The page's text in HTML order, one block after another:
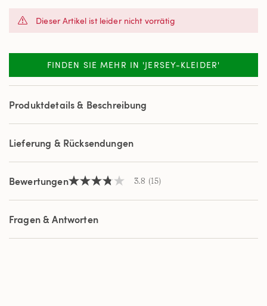
Sternen,
Bewertung.
Reviews.
Link
derselben
Dieser Artikel ist leider nicht vorrätig
FINDEN SIE MEHR IN 'JERSEY-KLEIDER'
Produktdetails & Beschreibung
Lieferung & Rücksendungen
Bewertungen3.8
5
Sternen,
Durchschnittswert
Bewertung.
3.8 (15)
Fragen & Antworten